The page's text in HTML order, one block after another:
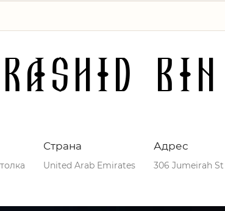
Rashid
Страна
United Arab Emirates
Адрес
306 Jumeirah